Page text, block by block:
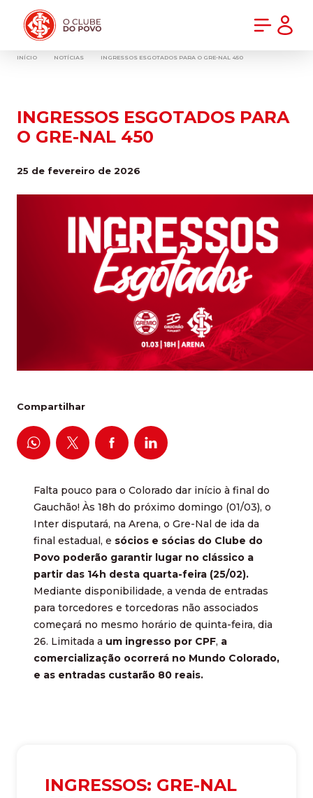
INÍCIO NOTÍCIAS INGRESSOS ESGOTADOS PARA O GRE-NAL 450
INGRESSOS ESGOTADOS PARA
O GRE-NAL 450
25 de fevereiro de 2026
Compartilhar
Falta pouco para o Colorado dar início à final do
Gauchão! Às 18h do próximo domingo (01/03), o
Inter disputará, na Arena, o Gre-Nal de ida da
final estadual, e sócios e sócias do Clube do
Povo poderão garantir lugar no clássico a
partir das 14h desta quarta-feira (25/02).
Mediante disponibilidade, a venda de entradas
para torcedores e torcedoras não associados
começará no mesmo horário de quinta-feira, dia
26. Limitada a um ingresso por CPF, a
comercialização ocorrerá no Mundo Colorado,
e as entradas custarão 80 reais.
INGRESSOS: GRE-NAL